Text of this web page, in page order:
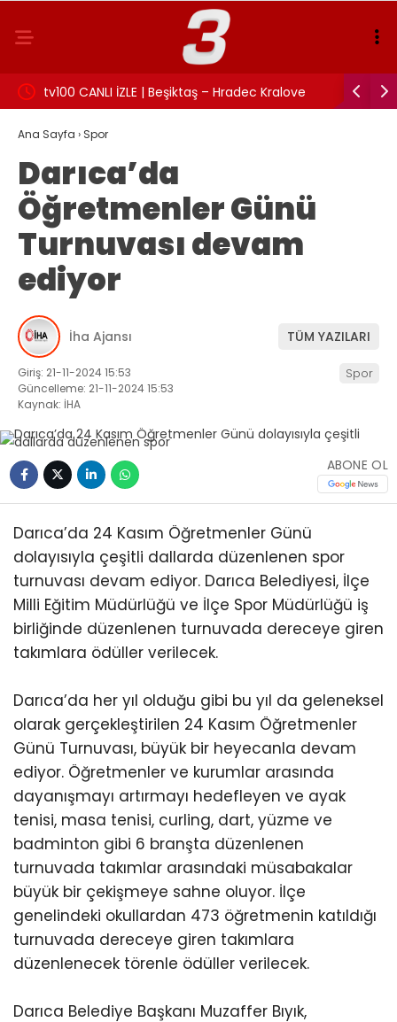
tv100 CANLI İZLE | Beşiktaş – Hradec Kralove
maçı canlı izle!
İzmit
Ana Sayfa › Spor
Darıca’da
Öğretmenler Günü
Turnuvası devam
ediyor
İha Ajansı TÜM YAZILARI
Giriş: 21-11-2024 15:53
Güncelleme: 21-11-2024 15:53
Kaynak: İHA
Spor
ABONE OL
Darıca’da 24 Kasım Öğretmenler Günü
dolayısıyla çeşitli dallarda düzenlenen spor
turnuvası devam ediyor. Darıca Belediyesi, İlçe
Milli Eğitim Müdürlüğü ve İlçe Spor Müdürlüğü iş
birliğinde düzenlenen turnuvada dereceye giren
takımlara ödüller verilecek.
Darıca’da her yıl olduğu gibi bu yıl da geleneksel
olarak gerçekleştirilen 24 Kasım Öğretmenler
Günü Turnuvası, büyük bir heyecanla devam
ediyor. Öğretmenler ve kurumlar arasında
dayanışmayı artırmayı hedefleyen ve ayak
tenisi, masa tenisi, curling, dart, yüzme ve
badminton gibi 6 branşta düzenlenen
turnuvada takımlar arasındaki müsabakalar
büyük bir çekişmeye sahne oluyor. İlçe
genelindeki okullardan 473 öğretmenin katıldığı
turnuvada dereceye giren takımlara
düzenlenecek törenle ödüller verilecek.
Darıca Belediye Başkanı Muzaffer Bıyık,